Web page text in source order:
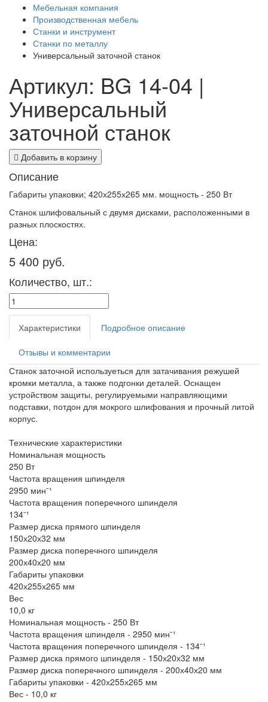
Мебельная компания
Производственная мебель
Станки и инструмент
Станки по металлу
Универсальный заточной станок
Артикул: BG 14-04 |
Универсальный
заточной станок
Добавить в корзину
Описание
Габариты упаковки; 420х255х265 мм. мощность - 250 Вт
Станок шлифовальный с двумя дисками, расположенными в
разных плоскостях.
Цена:
5 400 руб.
Количество, шт.:
Характеристики Подробное описание
Отзывы и комментарии
Станок заточной используеться для затачивания режушей
кромки металла, а также подгонки деталей. Оснащен
устройством защиты, регулируемыми направляющими
подставки, потдон для мокрого шлифования и прочный литой
корпус.
Технические характеристики
Номинальная мощность
250 Вт
Частота вращения шпинделя
2950 минˉ¹
Частота вращения поперечного шпинделя
134ˉ¹
Размер диска прямого шпинделя
150х20х32 мм
Размер диска поперечного шпинделя
200х40х20 мм
Габариты упаковки
420х255х265 мм
Вес
10,0 кг
Номинальная мощность - 250 Вт
Частота вращения шпинделя - 2950 минˉ¹
Частота вращения поперечного шпинделя - 134ˉ¹
Размер диска прямого шпинделя - 150х20х32 мм
Размер диска поперечного шпинделя - 200х40х20 мм
Габариты упаковки - 420х255х265 мм
Вес - 10,0 кг